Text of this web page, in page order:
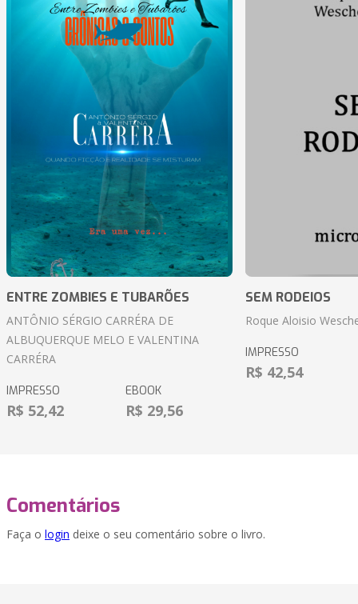
ENTRE ZOMBIES E TUBARÕES
ANTÔNIO SÉRGIO CARRÉRA DE
ALBUQUERQUE MELO E VALENTINA
CARRÉRA
IMPRESSO
R$ 52,42
EBOOK
R$ 29,56
SEM RODEIOS
Roque Aloisio
IMPRESSO
R$ 42,54
Comentários
Faça o login deixe o seu comentário sobre o livro.